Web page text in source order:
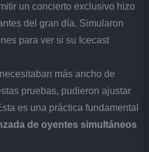
un concierto exclusivo hizo
del gran día. Simularon
para ver si su Icecast
más ancho de
pruebas, pudieron ajustar
es una práctica fundamental
de oyentes simultáneos